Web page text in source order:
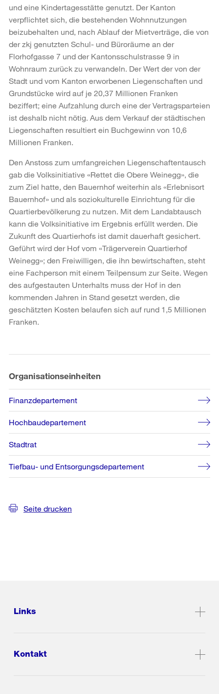
und eine Kindertagesstätte genutzt. Der Kanton
verpflichtet sich, die bestehenden Wohnnutzungen
beizubehalten und, nach Ablauf der Mietverträge, die von
der zkj genutzten Schul- und Büroräume an der
Florhofgasse 7 und der Kantonsschulstrasse 9 in
Wohnraum zurück zu verwandeln. Der Wert der von der
Stadt und vom Kanton erworbenen Liegenschaften und
Grundstücke wird auf je 20,37 Millionen Franken
beziffert; eine Aufzahlung durch eine der Vertragsparteien
ist deshalb nicht nötig. Aus dem Verkauf der städtischen
Liegenschaften resultiert ein Buchgewinn von 10,6
Millionen Franken.
Den Anstoss zum umfangreichen Liegenschaftentausch
gab die Volksinitiative «Rettet die Obere Weinegg», die
zum Ziel hatte, den Bauernhof weiterhin als «Erlebnisort
Bauernhof» und als soziokulturelle Einrichtung für die
Quartierbevölkerung zu nutzen. Mit dem Landabtausch
kann die Volksinitiative im Ergebnis erfüllt werden. Die
Zukunft des Quartierhofs ist damit dauerhaft gesichert.
Geführt wird der Hof vom «Trägerverein Quartierhof
Weinegg»; den Freiwilligen, die ihn bewirtschaften, steht
eine Fachperson mit einem Teilpensum zur Seite. Wegen
des aufgestauten Unterhalts muss der Hof in den
kommenden Jahren in Stand gesetzt werden, die
geschätzten Kosten belaufen sich auf rund 1,5 Millionen
Franken.
Organisationseinheiten
Finanzdepartement
Hochbaudepartement
Stadtrat
Tiefbau- und Entsorgungsdepartement
Seite drucken
Links
Kontakt